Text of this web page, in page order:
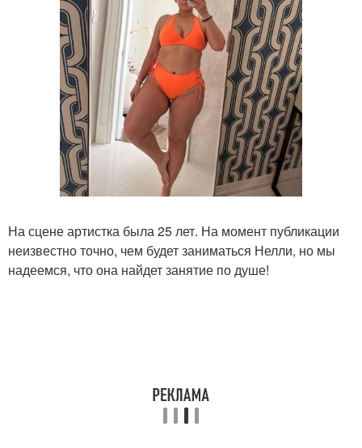
На сцене артистка была 25 лет. На момент публикации
неизвестно точно, чем будет заниматься Нелли, но мы
надеемся, что она найдет занятие по душе!